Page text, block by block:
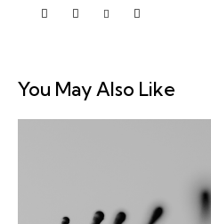
You May Also Like